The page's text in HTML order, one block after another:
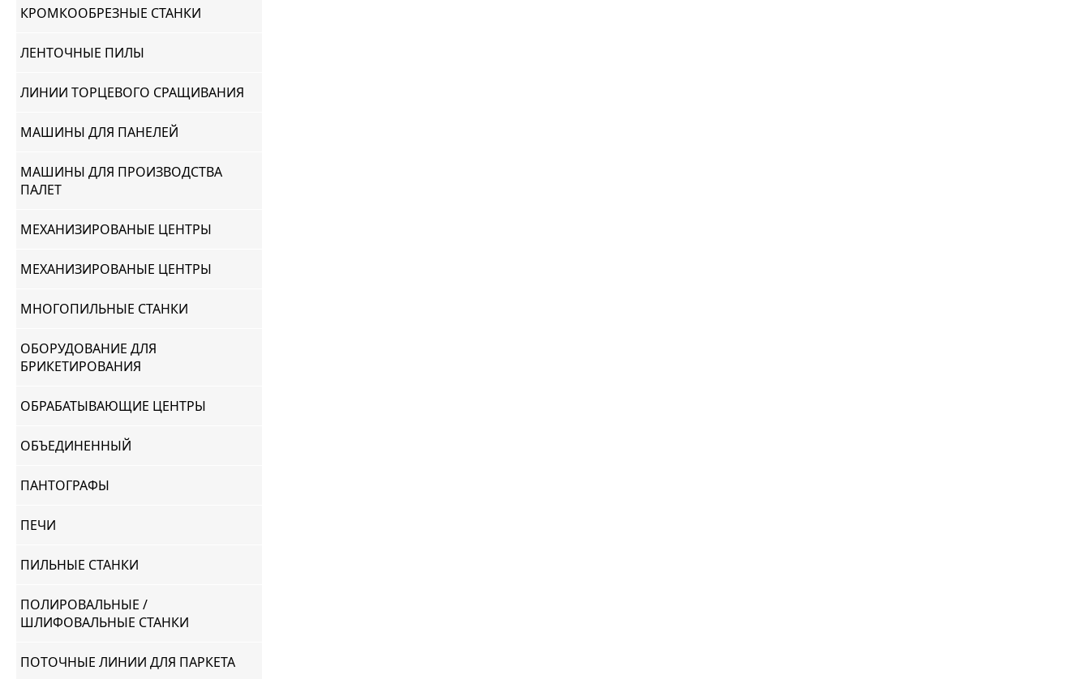
КРОМКООБРЕЗНЫЕ СТАНКИ
ЛЕНТОЧНЫЕ ПИЛЫ
ЛИНИИ ТОРЦЕВОГО СРАЩИВАНИЯ
МАШИНЫ ДЛЯ ПАНЕЛЕЙ
МАШИНЫ ДЛЯ ПРОИЗВОДСТВА
ПАЛЕТ
МЕХАНИЗИРОВАНЫЕ ЦЕНТРЫ
МЕХАНИЗИРОВАНЫЕ ЦЕНТРЫ
МНОГОПИЛЬНЫЕ СТАНКИ
ОБОРУДОВАНИЕ ДЛЯ
БРИКЕТИРОВАНИЯ
ОБРАБАТЫВАЮЩИЕ ЦЕНТРЫ
ОБЪЕДИНЕННЫЙ
ПАНТОГРАФЫ
ПЕЧИ
ПИЛЬНЫЕ СТАНКИ
ПОЛИРОВАЛЬНЫЕ /
ШЛИФОВАЛЬНЫЕ СТАНКИ
ПОТОЧНЫЕ ЛИНИИ ДЛЯ ПАРКЕТА